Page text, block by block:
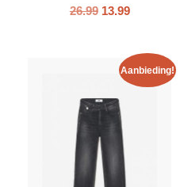
26.99 13.99
Aanbieding!